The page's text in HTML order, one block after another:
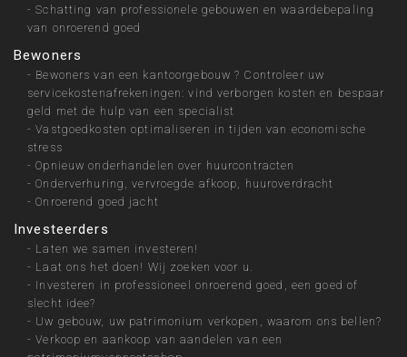
-Schatting van professionele gebouwen en waardebepaling
van onroerend goed
Bewoners
- Bewoners van een kantoorgebouw ? Controleer uw
servicekostenafrekeningen: vind verborgen kosten en bespaar
geld met de hulp van een specialist
-Vastgoedkosten optimaliseren in tijden van economische
stress
-Opnieuw onderhandelen over huurcontracten
-Onderverhuring, vervroegde afkoop, huuroverdracht
-Onroerend goed jacht
Investeerders
- Laten we samen investeren!
- Laat ons het doen! Wij zoeken voor u.
- Investeren in professioneel onroerend goed, een goed of
slecht idee?
- Uw gebouw, uw patrimonium verkopen, waarom ons bellen?
-Verkoop en aankoop van aandelen van een